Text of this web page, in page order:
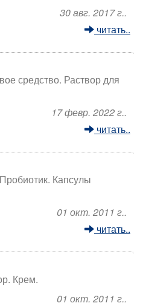
30 авг. 2017 г..
читать..
средство. Раствор для
17 февр. 2022 г..
читать..
Капсулы
01 окт. 2011 г..
читать..
Крем.
01 окт. 2011 г..